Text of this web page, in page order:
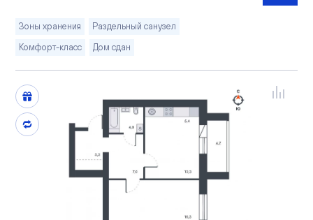
Зоны хранения
Раздельный санузел
Комфорт-класс
Дом сдан